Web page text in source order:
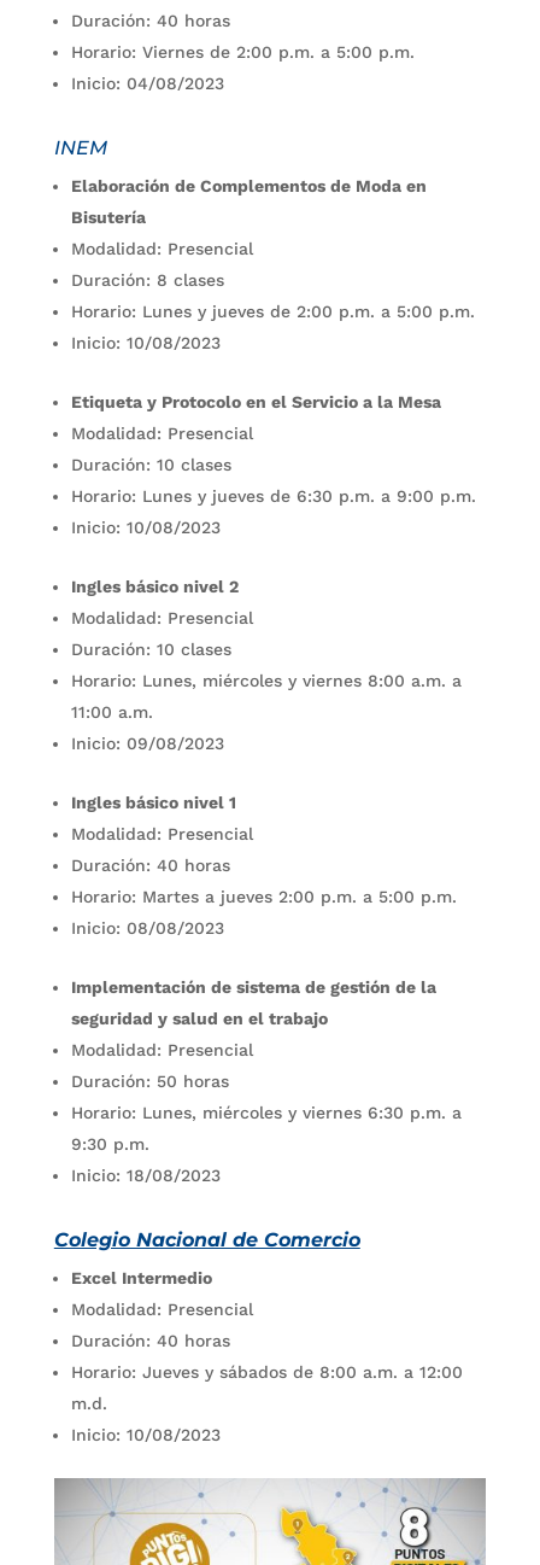
Duración: 40 horas
Horario: Viernes de 2:00 p.m. a 5:00 p.m.
Inicio: 04/08/2023
INEM
Elaboración de Complementos de Moda en
Bisutería
Modalidad: Presencial
Duración: 8 clases
Horario: Lunes y jueves de 2:00 p.m. a 5:00 p.m.
Inicio: 10/08/2023
Etiqueta y Protocolo en el Servicio a la Mesa
Modalidad: Presencial
Duración: 10 clases
Horario: Lunes y jueves de 6:30 p.m. a 9:00 p.m.
Inicio: 10/08/2023
Ingles básico nivel 2
Modalidad: Presencial
Duración: 10 clases
Horario: Lunes, miércoles y viernes 8:00 a.m. a
11:00 a.m.
Inicio: 09/08/2023
Ingles básico nivel 1
Modalidad: Presencial
Duración: 40 horas
Horario: Martes a jueves 2:00 p.m. a 5:00 p.m.
Inicio: 08/08/2023
Implementación de sistema de gestión de la
seguridad y salud en el trabajo
Modalidad: Presencial
Duración: 50 horas
Horario: Lunes, miércoles y viernes 6:30 p.m. a
9:30 p.m.
Inicio: 18/08/2023
Colegio Nacional de Comercio
Excel Intermedio
Modalidad: Presencial
Duración: 40 horas
Horario: Jueves y sábados de 8:00 a.m. a 12:00
m.d.
Inicio: 10/08/2023